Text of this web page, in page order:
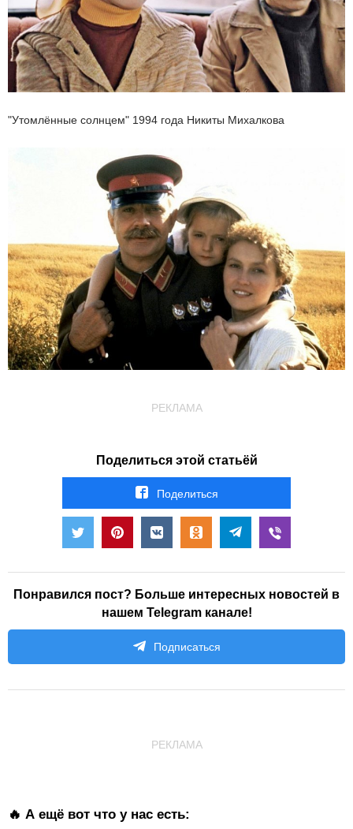
"Утомлённые солнцем" 1994 года Никиты Михалкова
РЕКЛАМА
Поделиться этой статьёй
Поделиться
Понравился пост? Больше интересных новостей в
нашем Telegram канале!
Подписаться
РЕКЛАМА
🔥 А ещё вот что у нас есть: